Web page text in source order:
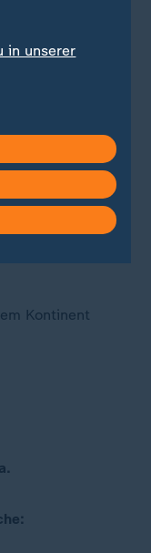
Prinzip:
die meisten
Wahl-Leute in
Kandidat die
Leute hat.
Kontinent
in unserer